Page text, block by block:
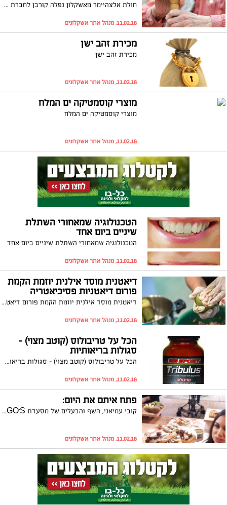
חולת אלצהיימר מאשקלון נפלה קורבן לחברת טלמרקטינג וביטוח. בהתערבותו של איציק נפש, הושב כספה על סך 30,000 ש"ח
11.02.18, מנהל אתר אשקלונים
מכירת זהב ישן
מכירת זהב ישן
11.02.18, מנהל אתר אשקלונים
מוצרי קוסמטיקה ים המלח
מוצרי קוסמטיקה ים המלח
11.02.18, מנהל אתר אשקלונים
הטכנולוגיה שמאחורי השתלת
שיניים ביום אחד
הטכנולוגיה שמאחורי השתלת שיניים ביום אחד
11.02.18, מנהל אתר אשקלונים
דיאטנית מוסד אילנית יוזמת הקמת
פורום דיאטניות פסיכיאטריה
דיאטנית מוסד אילנית יוזמת הקמת פורום דיאטניות פסיכיאטריה
11.02.18, מנהל אתר אשקלונים
הכל על טריבולוס (קוטב מצוי) -
סגולות בריאותיות
הכל על טריבולוס (קוטב מצוי) - סגולות בריאותיות
11.02.18, מנהל אתר אשקלונים
פתח איתם את היום:
קובי עמיאני, השף והבעלים של מסעדת YOGO'S באשקלון התארח בתכנית "פותחים יום" בערוץ רשת בהנחיית קובי מחט ומיה זיו וולף והציג מנות מתוקות מושחתות בשידור חי. YOGO'S היא מסעדת קונספט ייחודית עם קינוחים מושחתים ותפריט יוגורט ייחודי. המסעדה נפתחה בחצי שנה האחרונה ברחוב מלכי ישראל באשקלון וניתן להשיג את כל המנות בתפריט גם בגרסה טבעונית. כחלק מהטעימות שהתבצעו בתכנית אמר קובי מחט שהמנות הטבעונית כלל לא מורגשות כמנות טבעוניות. בתמונה: קובי עמיאני, קובי מחט ומיה וולף זיו.
11.02.18, מנהל אתר אשקלונים